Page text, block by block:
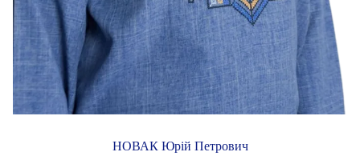
НОВАК Юрій Петрович